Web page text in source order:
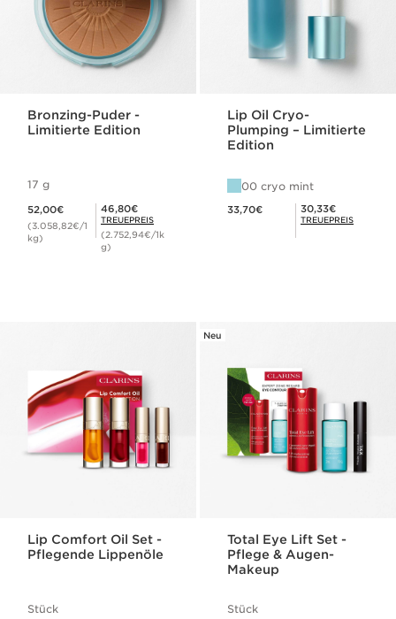
Bronzing-Puder -
Limitierte Edition
17 g
52,00€
(3.058,82€/1
kg)
Mitgliederpreis 46,80€
46,80€
TREUEPREIS
(2.752,94€/1k
g)
Lip Oil Cryo-
Plumping – Limitierte
Edition
00 cryo mint
33,70€ Mitgliederpreis 30,33€
30,33€
TREUEPREIS
Lip Comfort Oil Set -
Pflegende Lippenöle
Stück
Neu
Total Eye Lift Set -
Pflege & Augen-
Makeup
Stück